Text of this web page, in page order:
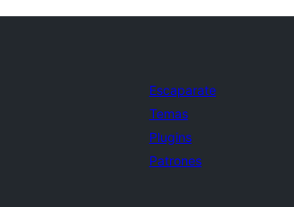
Escaparate
Temas
Plugins
Patrones